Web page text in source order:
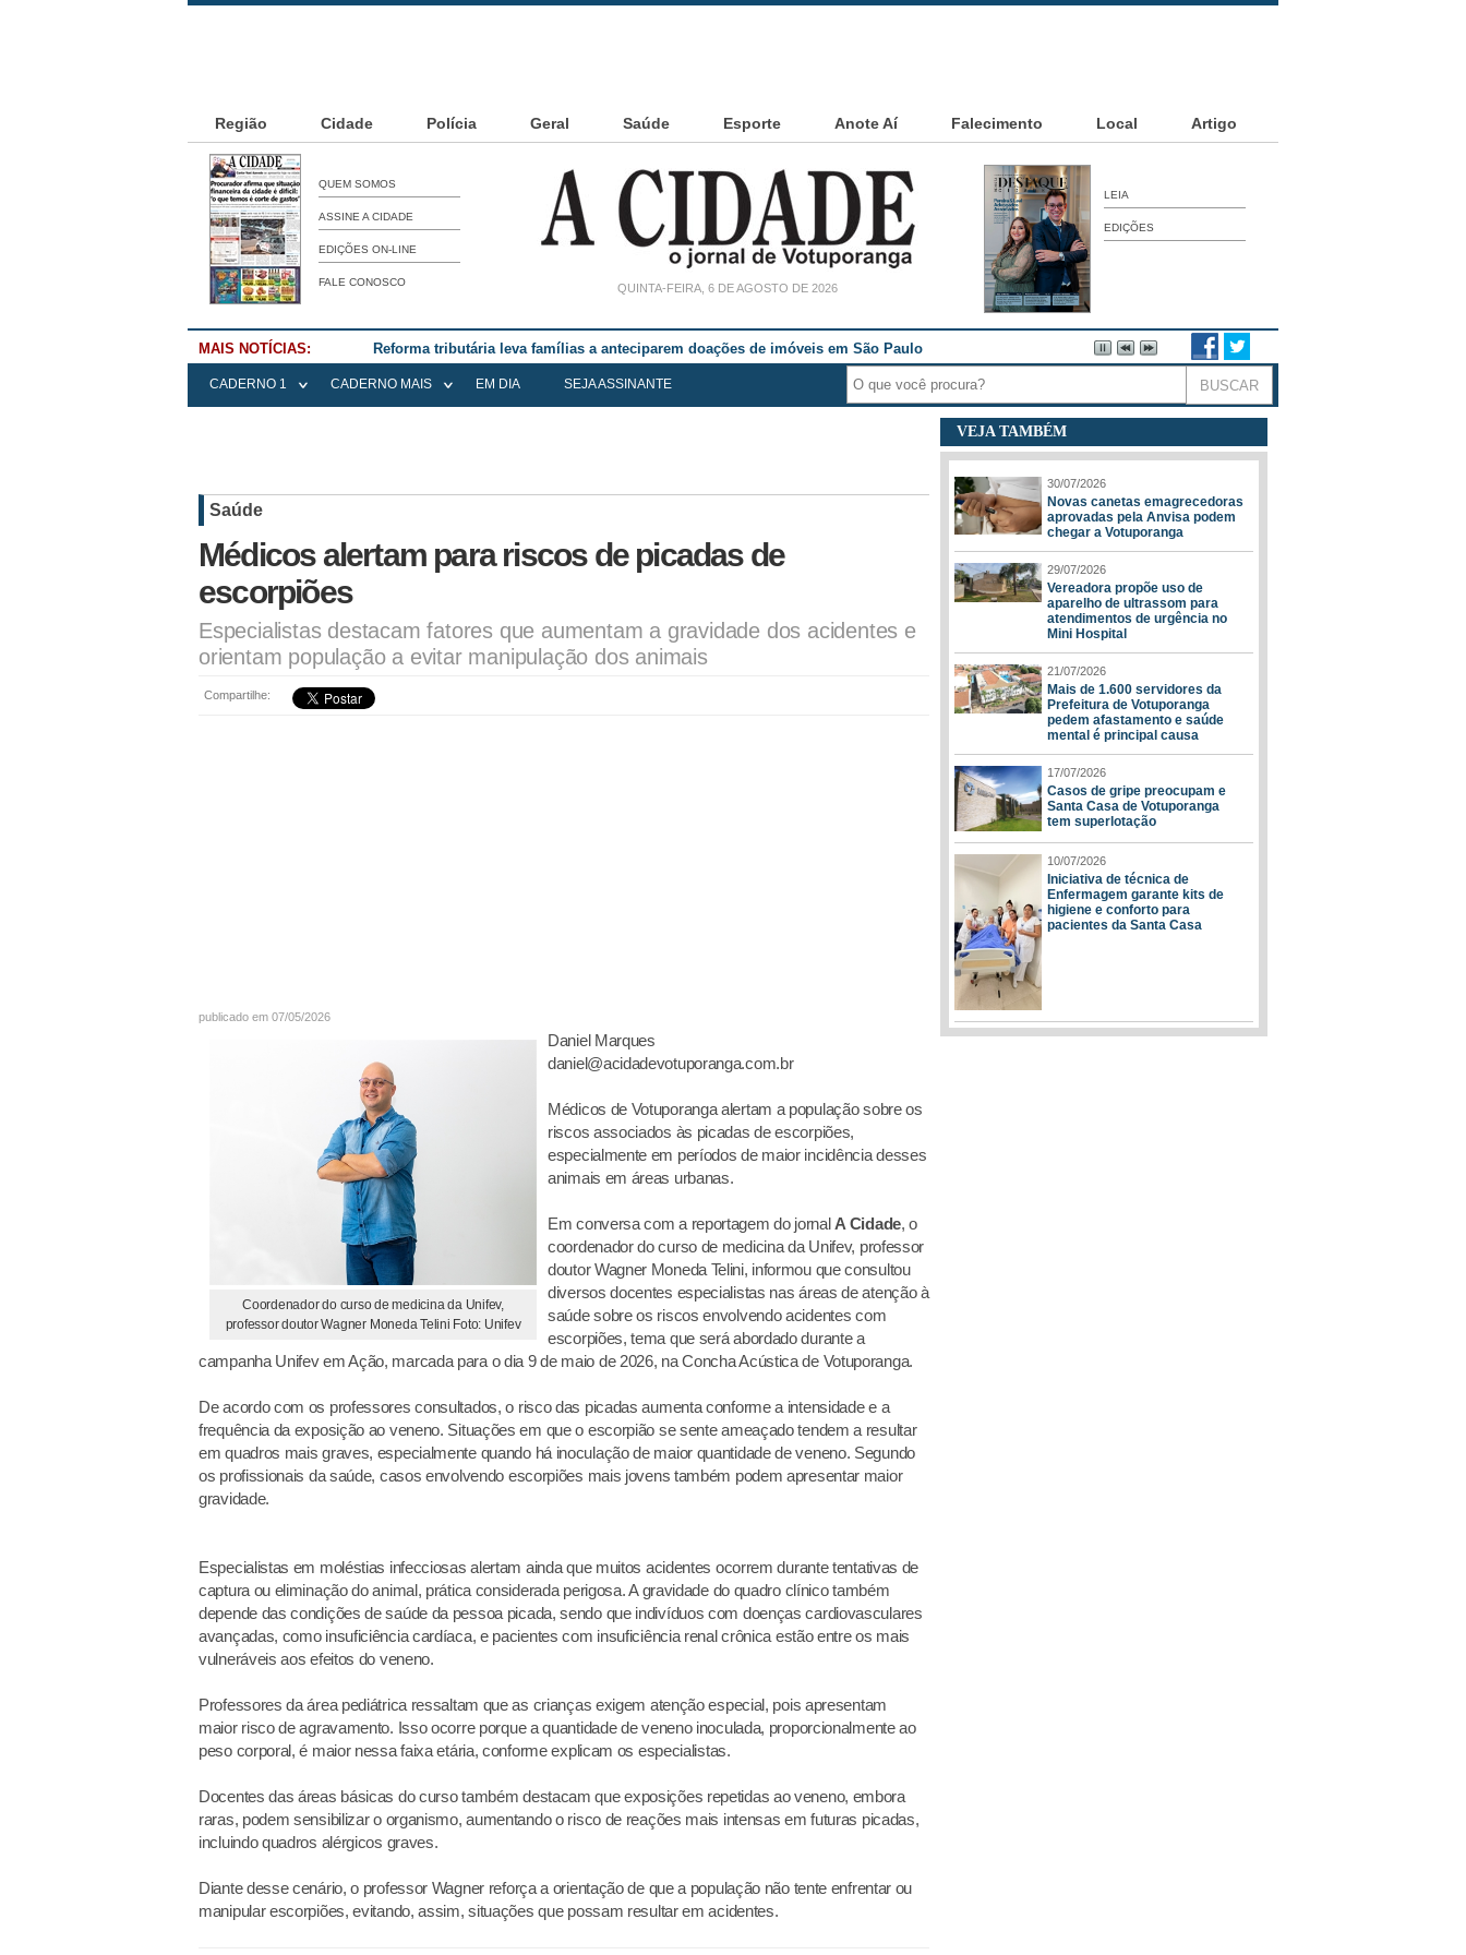
Região Cidade Polícia Geral Saúde Esporte Anote Aí Falecimento Local Artigo
QUEM SOMOS
ASSINE A CIDADE
EDIÇÕES ON-LINE
FALE CONOSCO QUINTA-FEIRA, 6 DE AGOSTO DE 2026
LEIA
EDIÇÕES
MAIS NOTÍCIAS: Falece Elena Menoia Cesarin
CADERNO 1 CADERNO MAIS EM DIA SEJA ASSINANTE
Saúde
Médicos alertam para riscos de picadas de
escorpiões
Especialistas destacam fatores que aumentam a gravidade dos acidentes e
orientam população a evitar manipulação dos animais
Compartilhe:
publicado em 07/05/2026
Coordenador do curso de medicina da Unifev,
professor doutor Wagner Moneda Telini Foto: Unifev
Daniel Marques
daniel@acidadevotuporanga.com.br
Médicos de Votuporanga alertam a população sobre os
riscos associados às picadas de escorpiões,
especialmente em períodos de maior incidência desses
animais em áreas urbanas.
Em conversa com a reportagem do jornal A Cidade, o
coordenador do curso de medicina da Unifev, professor
doutor Wagner Moneda Telini, informou que consultou
diversos docentes especialistas nas áreas de atenção à
saúde sobre os riscos envolvendo acidentes com
escorpiões, tema que será abordado durante a
campanha Unifev em Ação, marcada para o dia 9 de maio de 2026, na Concha Acústica de Votuporanga.
De acordo com os professores consultados, o risco das picadas aumenta conforme a intensidade e a
frequência da exposição ao veneno. Situações em que o escorpião se sente ameaçado tendem a resultar
em quadros mais graves, especialmente quando há inoculação de maior quantidade de veneno. Segundo
os profissionais da saúde, casos envolvendo escorpiões mais jovens também podem apresentar maior
gravidade.
Especialistas em moléstias infecciosas alertam ainda que muitos acidentes ocorrem durante tentativas de
captura ou eliminação do animal, prática considerada perigosa. A gravidade do quadro clínico também
depende das condições de saúde da pessoa picada, sendo que indivíduos com doenças cardiovasculares
avançadas, como insuficiência cardíaca, e pacientes com insuficiência renal crônica estão entre os mais
vulneráveis aos efeitos do veneno.
Professores da área pediátrica ressaltam que as crianças exigem atenção especial, pois apresentam
maior risco de agravamento. Isso ocorre porque a quantidade de veneno inoculada, proporcionalmente ao
peso corporal, é maior nessa faixa etária, conforme explicam os especialistas.
Docentes das áreas básicas do curso também destacam que exposições repetidas ao veneno, embora
raras, podem sensibilizar o organismo, aumentando o risco de reações mais intensas em futuras picadas,
incluindo quadros alérgicos graves.
Diante desse cenário, o professor Wagner reforça a orientação de que a população não tente enfrentar ou
manipular escorpiões, evitando, assim, situações que possam resultar em acidentes.
VEJA TAMBÉM
30/07/2026
Novas canetas emagrecedoras
aprovadas pela Anvisa podem
chegar a Votuporanga
29/07/2026
Vereadora propõe uso de
aparelho de ultrassom para
atendimentos de urgência no
Mini Hospital
21/07/2026
Mais de 1.600 servidores da
Prefeitura de Votuporanga
pedem afastamento e saúde
mental é principal causa
17/07/2026
Casos de gripe preocupam e
Santa Casa de Votuporanga
tem superlotação
10/07/2026
Iniciativa de técnica de
Enfermagem garante kits de
higiene e conforto para
pacientes da Santa Casa